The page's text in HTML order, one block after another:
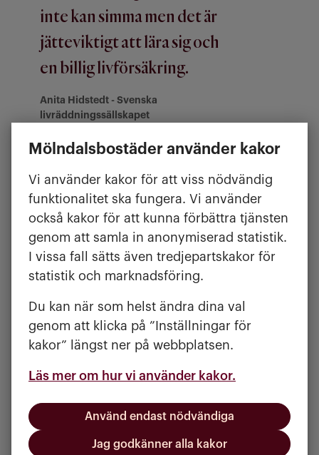
Mölndalsbostäder använder kakor
Vi använder kakor för att viss nödvändig
funktionalitet ska fungera. Vi använder
också kakor för att kunna förbättra tjänsten
genom att samla in anonymiserad statistik.
I vissa fall sätts även tredjepartskakor för
statistik och marknadsföring.
Du kan när som helst ändra dina val
genom att klicka på ”Inställningar för
kakor” längst ner på webbplatsen.
Läs mer om hur vi använder kakor.
Använd endast nödvändiga
Jag godkänner alla kakor
inte kan simma men det är
jätteviktigt att lära sig och
en billig livförsäkring.
Anita Hidstedt - Svenska
livräddningssällskapet
kommer upp från bryggan där barnen
simmar.
– Det är så många barn som inte kan
simma men det är jätteviktigt att lära
sig och en billig livförsäkring.” säger
hon. Det är stor skillnad på att lära sig
simma i en bassäng och i öppet vatten.
Sjön kan verka läskig för de mindre
barnen, speciellt när de inte ser
som många barn kommer att vistas i
sommar. Det vackra naturområdet
kring Sisjön bjuder in till att spendera
dagarna här och då är det viktigt att